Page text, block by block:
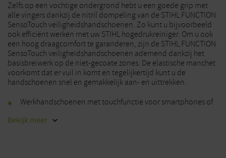
Zelfs op een vochtige ondergrond hebt u een goede grip met
alle vingers dankzij de nitril dompeling van de STIHL FUNCTION
SensoTouch veiligheidshandschoenen. Zo kunt u bijvoorbeeld
ook efficiënt werken met uw STIHL hogedrukreiniger. Om u ook
een hoog draagcomfort te garanderen, zijn de STIHL FUNCTION
SensoTouch veiligheidshandschoenen ademend dankzij het
basisbreiwerk op de niet-gecoate zones. De elastische manchet
voorkomt dat er vuil in komt en tegelijkertijd kunt u de
handschoenen snel en gemakkelijk aan- en uittrekken.
Werkhandschoenen met touchfunctie voor smartphones of
Coating voor goede greep van alle vingers, ook bij vochtige
Bekijk meer